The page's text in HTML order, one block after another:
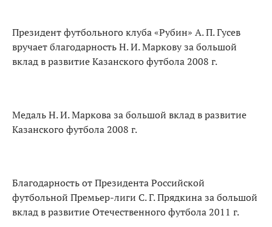
Президент футбольного клуба «Рубин» А. П. Гусев
вручает благодарность Н. И. Маркову за большой
вклад в развитие Казанского футбола 2008 г.
Медаль Н. И. Маркова за большой вклад в развитие
Казанского футбола 2008 г.
Благодарность от Президента Российской
футбольной Премьер-лиги С. Г. Прядкина за большой
вклад в развитие Отечественного футбола 2011 г.